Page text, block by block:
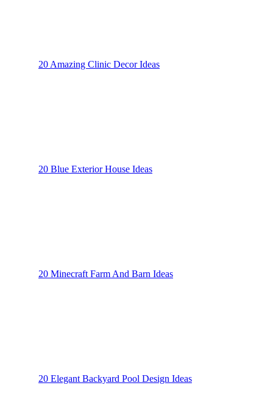
20 Amazing Clinic Decor Ideas
20 Blue Exterior House Ideas
20 Minecraft Farm And Barn Ideas
20 Elegant Backyard Pool Design Ideas